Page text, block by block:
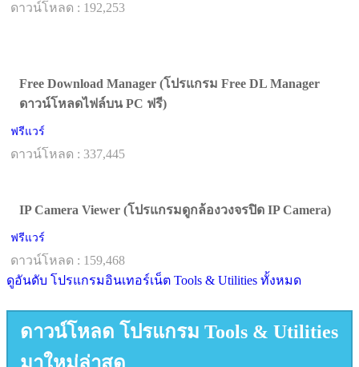
ดาวน์โหลด : 192,253
Free Download Manager (โปรแกรม Free DL Manager
ดาวน์โหลดไฟล์บน PC ฟรี)
ฟรีแวร์
ดาวน์โหลด : 337,445
IP Camera Viewer (โปรแกรมดูกล้องวงจรปิด IP Camera)
ฟรีแวร์
ดาวน์โหลด : 159,468
ดูอันดับ โปรแกรมอินเทอร์เน็ต Tools & Utilities ทั้งหมด
ดาวน์โหลด โปรแกรม Tools & Utilities